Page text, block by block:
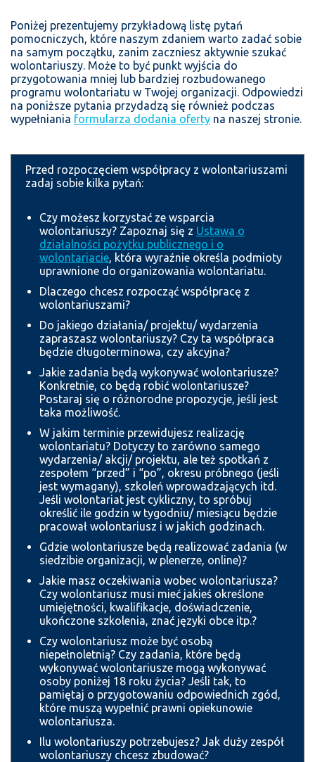
Poniżej prezentujemy przykładową listę pytań
pomocniczych, które naszym zdaniem warto zadać sobie
na samym początku, zanim zaczniesz aktywnie szukać
wolontariuszy. Może to być punkt wyjścia do
przygotowania mniej lub bardziej rozbudowanego
programu wolontariatu w Twojej organizacji. Odpowiedzi
na poniższe pytania przydadzą się również podczas
wypełniania formularza dodania oferty na naszej stronie.
Przed rozpoczęciem współpracy z wolontariuszami
zadaj sobie kilka pytań:
Czy możesz korzystać ze wsparcia
wolontariuszy? Zapoznaj się z Ustawa o
działalności pożytku publicznego i o
wolontariacie, która wyraźnie określa podmioty
uprawnione do organizowania wolontariatu.
Dlaczego chcesz rozpocząć współpracę z
wolontariuszami?
Do jakiego działania/ projektu/ wydarzenia
zapraszasz wolontariuszy? Czy ta współpraca
będzie długoterminowa, czy akcyjna?
Jakie zadania będą wykonywać wolontariusze?
Konkretnie, co będą robić wolontariusze?
Postaraj się o różnorodne propozycje, jeśli jest
taka możliwość.
W jakim terminie przewidujesz realizację
wolontariatu? Dotyczy to zarówno samego
wydarzenia/ akcji/ projektu, ale też spotkań z
zespołem “przed” i “po”, okresu próbnego (jeśli
jest wymagany), szkoleń wprowadzających itd.
Jeśli wolontariat jest cykliczny, to spróbuj
określić ile godzin w tygodniu/ miesiącu będzie
pracował wolontariusz i w jakich godzinach.
Gdzie wolontariusze będą realizować zadania (w
siedzibie organizacji, w plenerze, online)?
Jakie masz oczekiwania wobec wolontariusza?
Czy wolontariusz musi mieć jakieś określone
umiejętności, kwalifikacje, doświadczenie,
ukończone szkolenia, znać języki obce itp.?
Czy wolontariusz może być osobą
niepełnoletnią? Czy zadania, które będą
wykonywać wolontariusze mogą wykonywać
osoby poniżej 18 roku życia? Jeśli tak, to
pamiętaj o przygotowaniu odpowiednich zgód,
które muszą wypełnić prawni opiekunowie
wolontariusza.
Ilu wolontariuszy potrzebujesz? Jak duży zespół
wolontariuszy chcesz zbudować?